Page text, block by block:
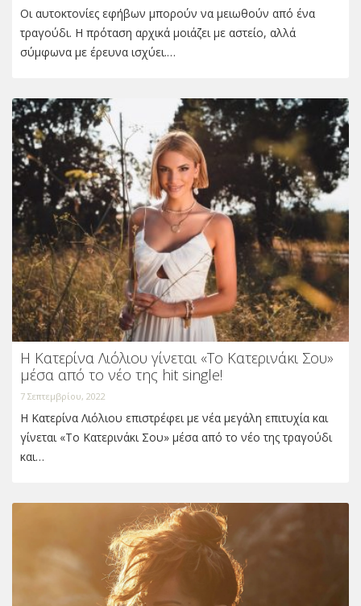
Οι αυτοκτονίες εφήβων μπορούν να μειωθούν από ένα
τραγούδι. Η πρόταση αρχικά μοιάζει με αστείο, αλλά
σύμφωνα με έρευνα ισχύει.…
Η Κατερίνα Λιόλιου γίνεται «Το Κατερινάκι Σου»
μέσα από το νέο της hit single!
7 Σεπτεμβρίου, 2022
Η Κατερίνα Λιόλιου επιστρέφει με νέα μεγάλη επιτυχία και
γίνεται «Το Κατερινάκι Σου» μέσα από το νέο της τραγούδι
και…